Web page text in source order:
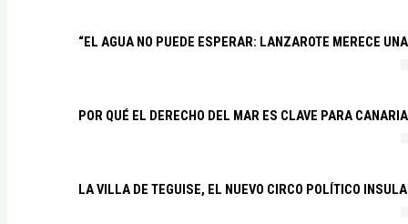
“EL AGUA NO PUEDE ESPERAR: LANZAROTE MERECE
POR QUÉ EL DERECHO DEL MAR ES CLAVE PARA
LA VILLA DE TEGUISE, EL NUEVO CIRCO POLÍTICO